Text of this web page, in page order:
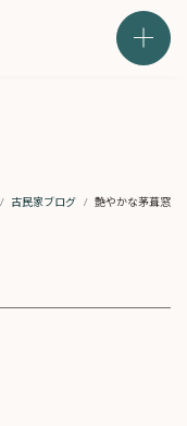
メニュ
古民家ブログ 艶やかな茅葺窓